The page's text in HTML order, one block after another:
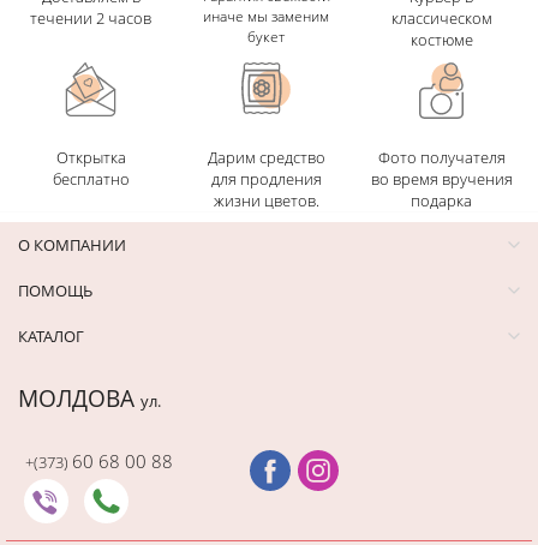
течении 2 часов
иначе мы заменим
букет
классическом
костюме
Открытка
бесплатно
Дарим средство
для продления
жизни цветов.
Фото получателя
во время вручения
подарка
О КОМПАНИИ
ПОМОЩЬ
КАТАЛОГ
МОЛДОВА ул.
+(373) 60 68 00 88